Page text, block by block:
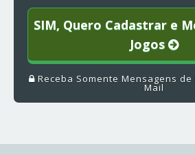
SIM, Quero Cadastrar e
Jogos
Receba Somente Mensagens
Mail